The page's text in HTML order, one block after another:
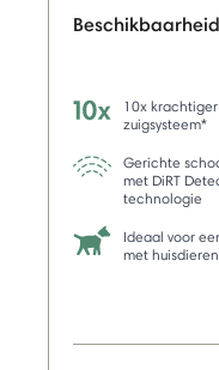
10x krachtiger
zuigsysteem*
Gerichte
met DiRT
technologie
Ideaal voor
met huisdieren